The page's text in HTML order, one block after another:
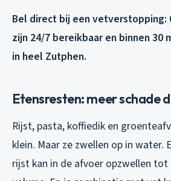
Bel direct bij een vetverstopping:
zijn 24/7 bereikbaar en binnen 30
in heel Zutphen.
Etensresten: meer schade
Rijst, pasta, koffiedik en
klein. Maar ze zwellen op in water.
rijst kan in de afvoer opzwellen